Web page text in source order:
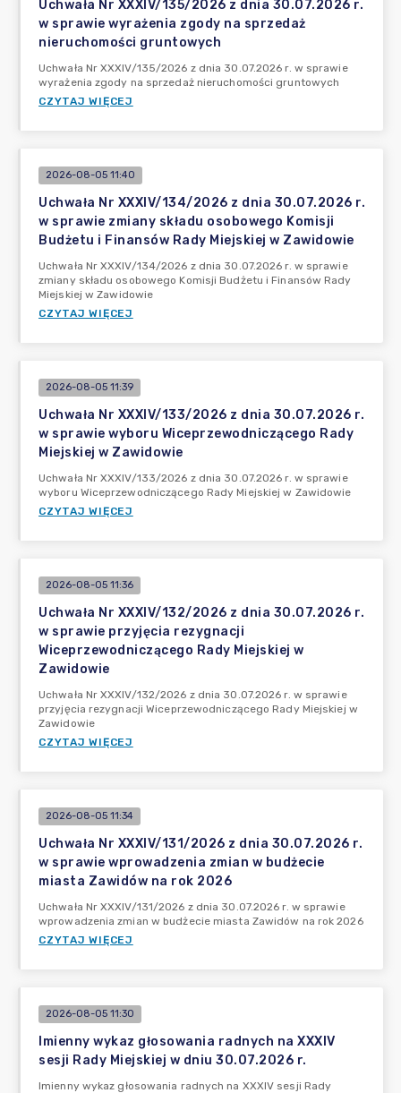
Uchwała Nr XXXIV/135/2026 z dnia 30.07.2026 r.
w sprawie wyrażenia zgody na sprzedaż
nieruchomości gruntowych
Uchwała Nr XXXIV/135/2026 z dnia 30.07.2026 r. w sprawie
wyrażenia zgody na sprzedaż nieruchomości gruntowych
CZYTAJ WIĘCEJ
2026-08-05 11:40
Uchwała Nr XXXIV/134/2026 z dnia 30.07.2026 r.
w sprawie zmiany składu osobowego Komisji
Budżetu i Finansów Rady Miejskiej w Zawidowie
Uchwała Nr XXXIV/134/2026 z dnia 30.07.2026 r. w sprawie
zmiany składu osobowego Komisji Budżetu i Finansów Rady
Miejskiej w Zawidowie
CZYTAJ WIĘCEJ
2026-08-05 11:39
Uchwała Nr XXXIV/133/2026 z dnia 30.07.2026 r.
w sprawie wyboru Wiceprzewodniczącego Rady
Miejskiej w Zawidowie
Uchwała Nr XXXIV/133/2026 z dnia 30.07.2026 r. w sprawie
wyboru Wiceprzewodniczącego Rady Miejskiej w Zawidowie
CZYTAJ WIĘCEJ
2026-08-05 11:36
Uchwała Nr XXXIV/132/2026 z dnia 30.07.2026 r.
w sprawie przyjęcia rezygnacji
Wiceprzewodniczącego Rady Miejskiej w
Zawidowie
Uchwała Nr XXXIV/132/2026 z dnia 30.07.2026 r. w sprawie
przyjęcia rezygnacji Wiceprzewodniczącego Rady Miejskiej w
Zawidowie
CZYTAJ WIĘCEJ
2026-08-05 11:34
Uchwała Nr XXXIV/131/2026 z dnia 30.07.2026 r.
w sprawie wprowadzenia zmian w budżecie
miasta Zawidów na rok 2026
Uchwała Nr XXXIV/131/2026 z dnia 30.07.2026 r. w sprawie
wprowadzenia zmian w budżecie miasta Zawidów na rok 2026
CZYTAJ WIĘCEJ
2026-08-05 11:30
Imienny wykaz głosowania radnych na XXXIV
sesji Rady Miejskiej w dniu 30.07.2026 r.
Imienny wykaz głosowania radnych na XXXIV sesji Rady